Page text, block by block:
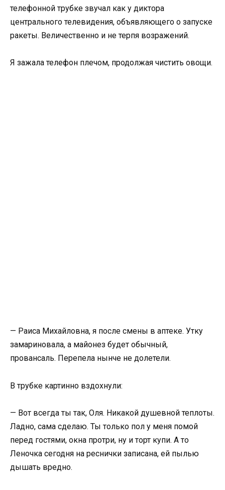
телефонной трубке звучал как у диктора
центрального телевидения, объявляющего о запуске
ракеты. Величественно и не терпя возражений.
Я зажала телефон плечом, продолжая чистить овощи.
— Раиса Михайловна, я после смены в аптеке. Утку
замариновала, а майонез будет обычный,
провансаль. Перепела нынче не долетели.
В трубке картинно вздохнули:
— Вот всегда ты так, Оля. Никакой душевной теплоты.
Ладно, сама сделаю. Ты только пол у меня помой
перед гостями, окна протри, ну и торт купи. А то
Леночка сегодня на реснички записана, ей пылью
дышать вредно.